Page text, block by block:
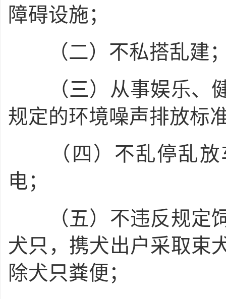
障碍设施；
（二）不私搭乱建
（三）从事娱乐、健
规定的环境噪声排放标
（四）不乱停乱放
电；
（五）不违反规定饲
犬只，携犬出户采取束
除犬只粪便；